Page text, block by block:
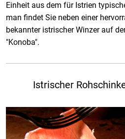
Einheit aus dem für Istrien
man findet Sie neben einer
bekannter istrischer Winzer auf
"Konoba".
Istrischer